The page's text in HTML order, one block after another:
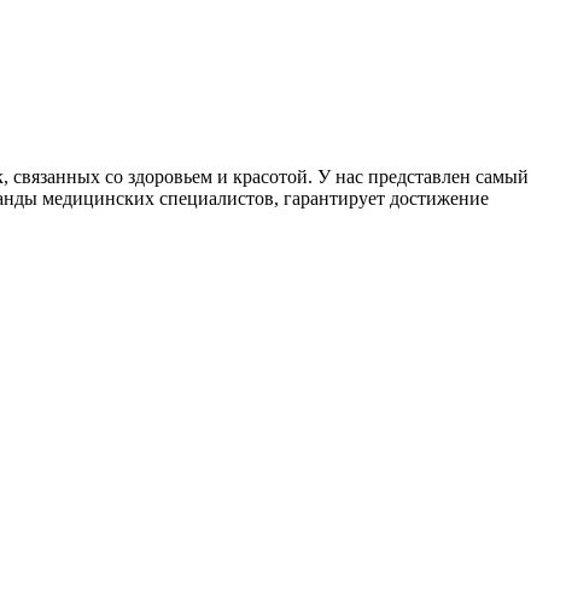
со здоровьем и красотой. У нас представлен самый
медицинских специалистов, гарантирует достижение